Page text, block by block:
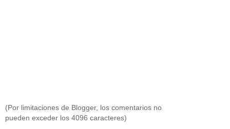
(Por limitaciones de Blogger, los comentarios no
pueden exceder los 4096 caracteres)